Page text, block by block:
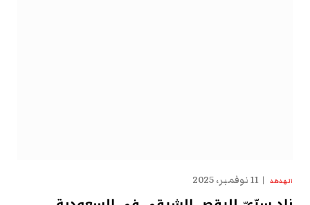
الهدهد 11 نوفمبر، 2025